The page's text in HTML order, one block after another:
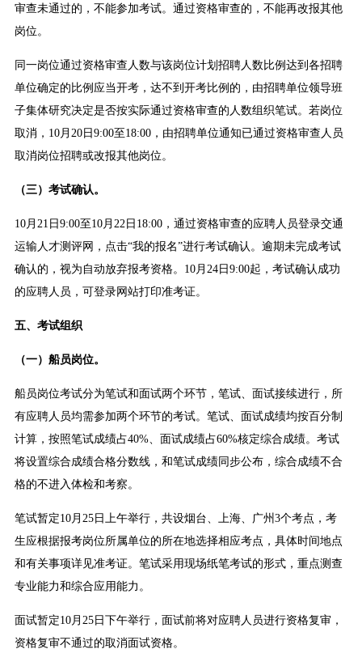
审查未通过的，不能参加考试。通过资格审查的，不能再改报其他
岗位。
同一岗位通过资格审查人数与该岗位计划招聘人数比例达到各招聘
单位确定的比例应当开考，达不到开考比例的，由招聘单位领导班
子集体研究决定是否按实际通过资格审查的人数组织笔试。若岗位
取消，10月20日9:00至18:00，由招聘单位通知已通过资格审查人员
取消岗位招聘或改报其他岗位。
（三）考试确认。
10月21日9:00至10月22日18:00，通过资格审查的应聘人员登录交通
运输人才测评网，点击“我的报名”进行考试确认。逾期未完成考试
确认的，视为自动放弃报考资格。10月24日9:00起，考试确认成功
的应聘人员，可登录网站打印准考证。
五、考试组织
（一）船员岗位。
船员岗位考试分为笔试和面试两个环节，笔试、面试接续进行，所
有应聘人员均需参加两个环节的考试。笔试、面试成绩均按百分制
计算，按照笔试成绩占40%、面试成绩占60%核定综合成绩。考试
将设置综合成绩合格分数线，和笔试成绩同步公布，综合成绩不合
格的不进入体检和考察。
笔试暂定10月25日上午举行，共设烟台、上海、广州3个考点，考
生应根据报考岗位所属单位的所在地选择相应考点，具体时间地点
和有关事项详见准考证。笔试采用现场纸笔考试的形式，重点测查
专业能力和综合应用能力。
面试暂定10月25日下午举行，面试前将对应聘人员进行资格复审，
资格复审不通过的取消面试资格。